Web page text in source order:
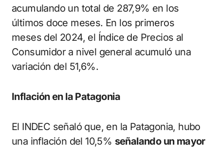
acumulando un total de 287,9% en los
últimos doce meses. En los primeros
meses del 2024, el Índice de Precios al
Consumidor a nivel general acumuló una
variación del 51,6%.
Inflación en la Patagonia
El INDEC señaló que, en la Patagonia, hubo
una inflación del 10,5% señalando un mayor